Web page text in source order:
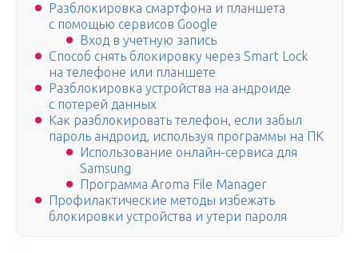
Разблокировка смартфона и планшета
с помощью сервисов Google
Вход в учетную запись
Способ снять блокировку через Smart Lock
на телефоне или планшете
Разблокировка устройства на андроиде
с потерей данных
Как разблокировать телефон, если забыл
пароль андроид, используя программы на ПК
Использование онлайн-сервиса для
Samsung
Программа Aroma File Manager
Профилактические методы избежать
блокировки устройства и утери пароля